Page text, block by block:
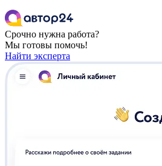
Срочно нужна работа?
Мы готовы помочь!
Найти эксперта